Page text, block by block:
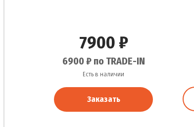
6900 ₽ по TRADE-IN
7900 ₽
Заказать
Есть в наличии